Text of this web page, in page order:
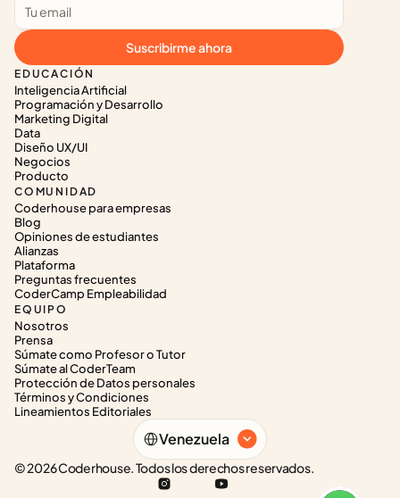
EDUCACIÓN
Inteligencia Artificial
Programación y Desarrollo
Marketing Digital
Data
Diseño UX/UI
Negocios
Producto
COMUNIDAD
Coderhouse para empresas
Blog
Opiniones de estudiantes
Alianzas
Plataforma
Preguntas frecuentes
CoderCamp Empleabilidad
EQUIPO
Nosotros
Prensa
Súmate como Profesor o Tutor
Súmate al CoderTeam
Protección de Datos personales
Términos y Condiciones
Lineamientos Editoriales
Suscribirme ahora
Select Language
Venezuela
© 2026 Coderhouse. Todos los derechos reservados.